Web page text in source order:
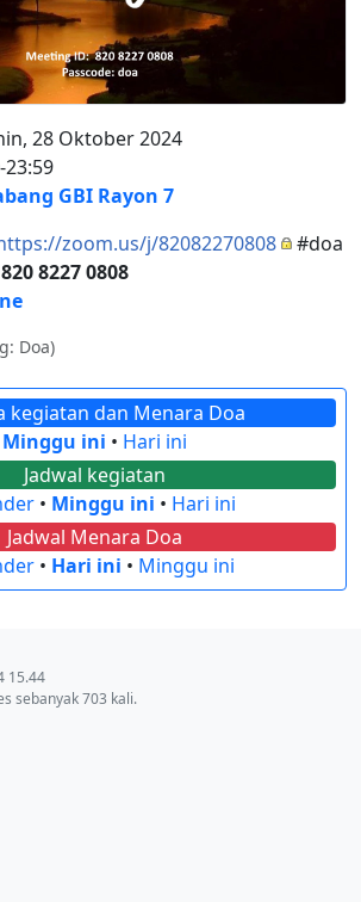
28 Oktober 2024
23:59
GBI Rayon 7
zoom.us/j/82082270808 #doa
820 8227 0808
Doa)
kegiatan dan Menara Doa
Minggu ini • Hari ini
Jadwal kegiatan
• Minggu ini • Hari ini
Jadwal Menara Doa
• Hari ini • Minggu ini
15.44
sebanyak 703 kali.